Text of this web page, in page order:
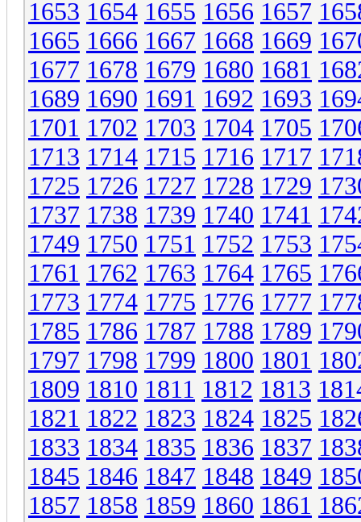
1653 1654 1655 1656 1657
1665 1666 1667 1668 1669
1677 1678 1679 1680 1681
1689 1690 1691 1692 1693
1701 1702 1703 1704 1705
1713 1714 1715 1716 1717
1725 1726 1727 1728 1729
1737 1738 1739 1740 1741
1749 1750 1751 1752 1753
1761 1762 1763 1764 1765
1773 1774 1775 1776 1777
1785 1786 1787 1788 1789
1797 1798 1799 1800 1801
1809 1810 1811 1812 1813
1821 1822 1823 1824 1825
1833 1834 1835 1836 1837
1845 1846 1847 1848 1849
1857 1858 1859 1860 1861